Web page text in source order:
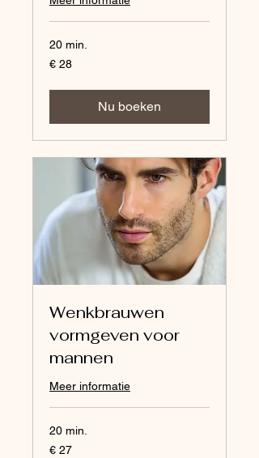
20 min.
28
euro
€ 28
Nu boeken
Wenkbrauwen
vormgeven voor
mannen
Meer informatie
20 min.
27
euro
€ 27